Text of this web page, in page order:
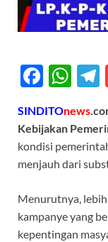
F
e
b
o
k
W
at
s
A
p
SINDITOnews
Kebijakan
kondisi
menjauh dari
Menurutnya,
kampanye yang
kepentingan